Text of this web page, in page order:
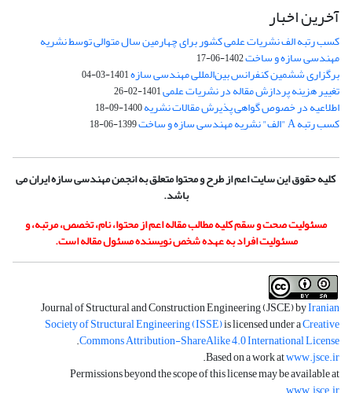
آخرین اخبار
کسب رتبه الف نشریات علمی کشور برای چهارمین سال متوالی توسط نشریه
مهندسی سازه و ساخت1402-06-17
برگزاری ششمین کنفرانس بین‌المللی مهندسی سازه1401-03-04
تغییر هزینه پردازش مقاله در نشریات علمی1401-02-26
اطلاعیه در خصوص گواهی پذیرش مقالات نشریه1400-09-18
کسب رتبه A "الف" نشریه مهندسی سازه و ساخت 1399-06-18
کلیه حقوق این سایت اعم از طرح و محتوا متعلق به انجمن مهندسی سازه ایران می
باشد.
مسئولیت صحت و سقم کلیه مطالب مقاله اعم از محتوا، نام، تخصص، مرتبه، و
مسئولیت افراد به عهده شخص نویسنده مسئول مقاله است.
Journal of Structural and Construction Engineering (JSCE) byIranian
Society of Structural Engineering (ISSE)is licensed under aCreative
Commons Attribution-ShareAlike 4.0 International License
.
Based on a work atwww.jsce.ir
.
Permissions beyond the scope of this license may be available at